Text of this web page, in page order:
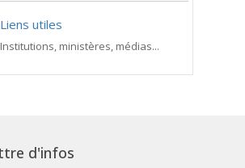
Liens utiles
Institutions, ministères, médias...
d'infos